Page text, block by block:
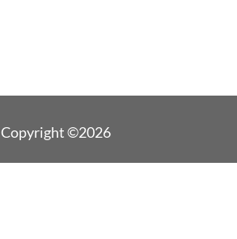
Copyright ©2026